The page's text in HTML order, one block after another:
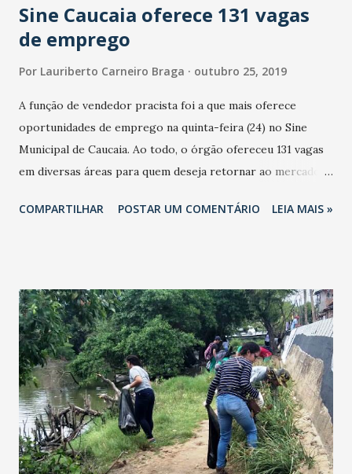
Sine Caucaia oferece 131 vagas
de emprego
Por Lauriberto Carneiro Braga outubro 25, 2019
A função de vendedor pracista foi a que mais oferece
oportunidades de emprego na quinta-feira (24) no Sine
Municipal de Caucaia. Ao todo, o órgão ofereceu 131 vagas
em diversas áreas para quem deseja retornar ao mercado
deficiência. As oportunidades foram de: Vendedor Pracista
Geral (4). Pedreiro (3), Conferente Portuário (2). Mecânico
de Manutenção de Máquina Industrial (2). Operador de
Estação de Tratamento de Água e Efluentes (2). Arqueador
de Molas (1). Cozinheiro Geral (1). Motorista de Caminhão-
Betoneira (1). As vagas exclusivas para pessoas com
deficiência foram 22: Auxiliar de Limpeza (10). Cobrador de
Transportes Coletivos (10, exceto trem). Copeiro (1).
Lavador de veículos (1). Interessados devem dirigir-se à
COMPARTILHAR POSTAR UM COMENTÁRIO LEIA MAIS »